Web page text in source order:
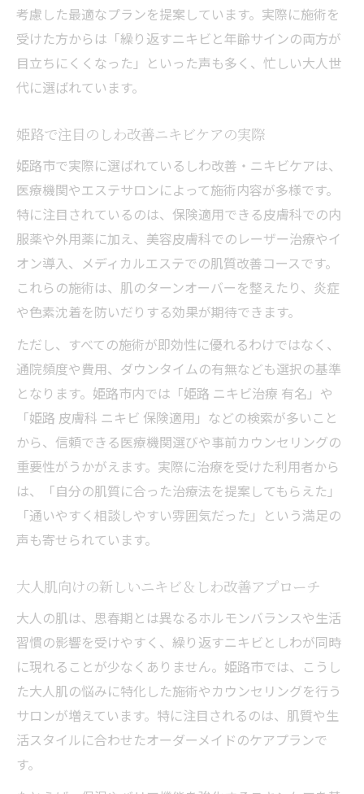
考慮した最適なプランを提案しています。実際に施術を
受けた方からは「繰り返すニキビと年齢サインの両方が
目立ちにくくなった」といった声も多く、忙しい大人世
代に選ばれています。
姫路で注目のしわ改善ニキビケアの実際
姫路市で実際に選ばれているしわ改善・ニキビケアは、
医療機関やエステサロンによって施術内容が多様です。
特に注目されているのは、保険適用できる皮膚科での内
服薬や外用薬に加え、美容皮膚科でのレーザー治療やイ
オン導入、メディカルエステでの肌質改善コースです。
これらの施術は、肌のターンオーバーを整えたり、炎症
や色素沈着を防いだりする効果が期待できます。
ただし、すべての施術が即効性に優れるわけではなく、
通院頻度や費用、ダウンタイムの有無なども選択の基準
となります。姫路市内では「姫路 ニキビ治療 有名」や
「姫路 皮膚科 ニキビ 保険適用」などの検索が多いこと
から、信頼できる医療機関選びや事前カウンセリングの
重要性がうかがえます。実際に治療を受けた利用者から
は、「自分の肌質に合った治療法を提案してもらえた」
「通いやすく相談しやすい雰囲気だった」という満足の
声も寄せられています。
大人肌向けの新しいニキビ＆しわ改善アプローチ
大人の肌は、思春期とは異なるホルモンバランスや生活
習慣の影響を受けやすく、繰り返すニキビとしわが同時
に現れることが少なくありません。姫路市では、こうし
た大人肌の悩みに特化した施術やカウンセリングを行う
サロンが増えています。特に注目されるのは、肌質や生
活スタイルに合わせたオーダーメイドのケアプランで
す。